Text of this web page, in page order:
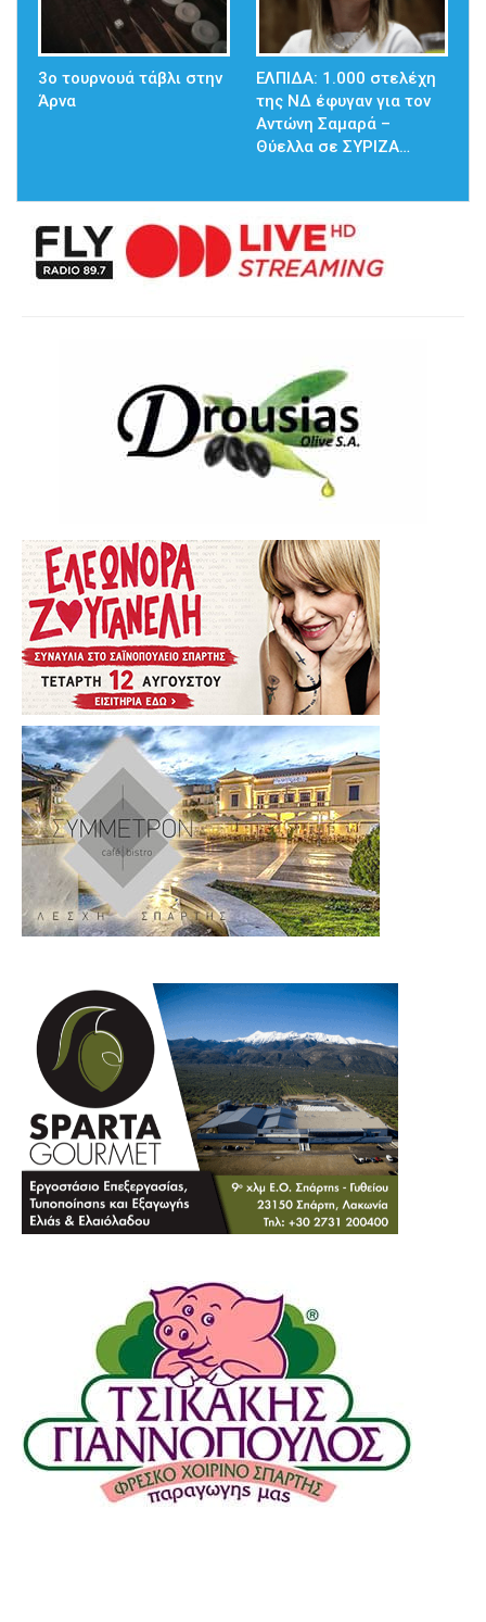
3ο τουρνουά τάβλι στην
Άρνα
ΕΛΠΙΔΑ: 1.000 στελέχη
της ΝΔ έφυγαν για τον
Αντώνη Σαμαρά –
Θύελλα σε ΣΥΡΙΖΑ…